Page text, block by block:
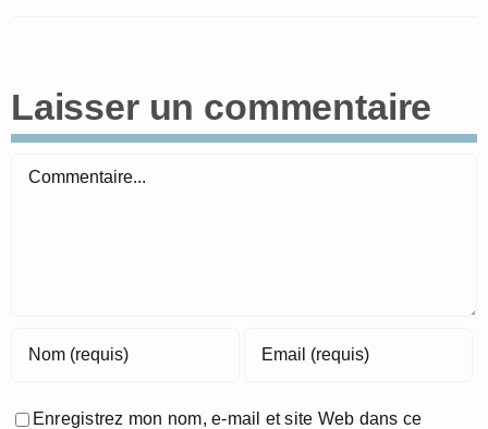
Laisser un commentaire
Commentaire
Enregistrez mon nom, e-mail et site Web dans ce